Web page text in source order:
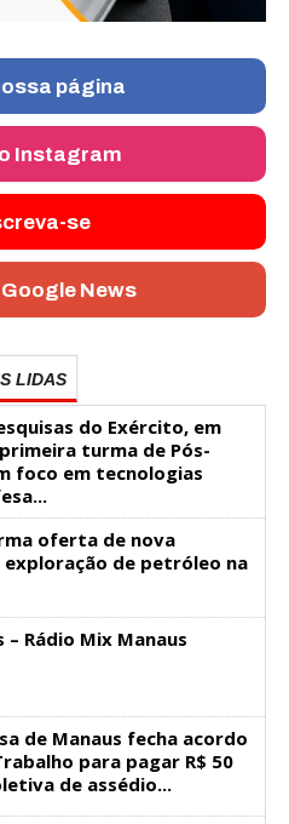
página
Instagram
se
News
LIDAS
do Exército, em
turma de Pós-
foco em tecnologias
oferta de nova
de petróleo na
– Rádio Mix Manaus
de Manaus fecha acordo
para pagar R$ 50
de assédio...